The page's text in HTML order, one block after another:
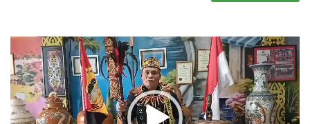
Pemutar
Video